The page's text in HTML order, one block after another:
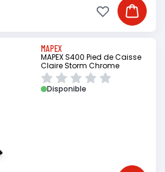
Ajouter
Ajouter à ma
MAPEX
MAPEX S400 Pied de Caisse
Claire Storm Chrome
Disponible